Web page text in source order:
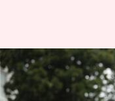
சார்லி